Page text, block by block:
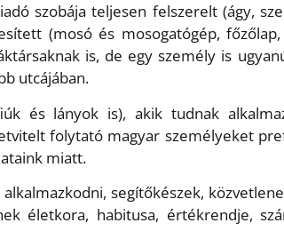
szobája teljesen felszerelt (ágy,
(mosó és mosogatógép,
is, de egy személy is
utcájában.
és lányok is), akik tudnak
folytató magyar személyeket
miatt.
segítőkészek,
életkora, habitusa, értékrendje,